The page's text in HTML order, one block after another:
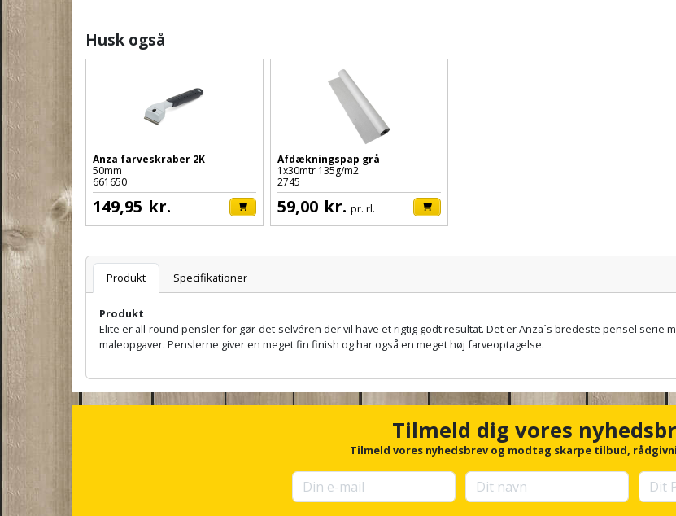
Husk også
Anza farveskraber 2K
50mm
661650
149,95 kr.
Afdækningspap grå
1x30mtr 135g/m2
2745
59,00 kr. pr. rl.
Varenummer
Produkt
Specifikationer
Produkt
Elite er all-round pensler for gør-det-selvéren der vil have et rigtig godt resultat. Det er Anza´s bredeste pensel
maleopgaver. Penslerne giver en meget fin finish og har også en meget høj farveoptagelse.
c
Tilmeld dig vores
Tilmeld vores nyhedsbrev og modtag skarpe tilbud,